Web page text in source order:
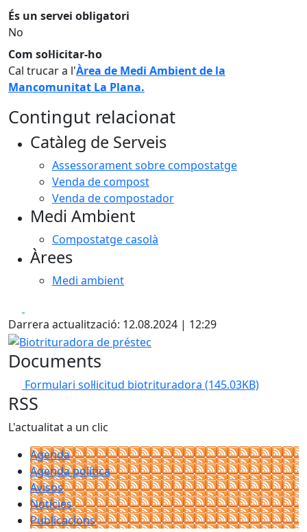
És un servei obligatori
No
Com sol·licitar-ho
Cal trucar a l'Àrea de Medi Ambient de la
Mancomunitat La Plana.
Contingut relacionat
Catàleg de Serveis
Assessorament sobre compostatge
Venda de compost
Venda de compostador
Medi Ambient
Compostatge casolà
Àrees
Medi ambient
Darrera actualització: 12.08.2024 | 12:29
Biotrituradora de préstec
Documents
Formulari sol·licitud biotrituradora (145.03KB)
RSS
L'actualitat a un clic
Agenda
Agenda política
Avisos
Notícies
Publicacions